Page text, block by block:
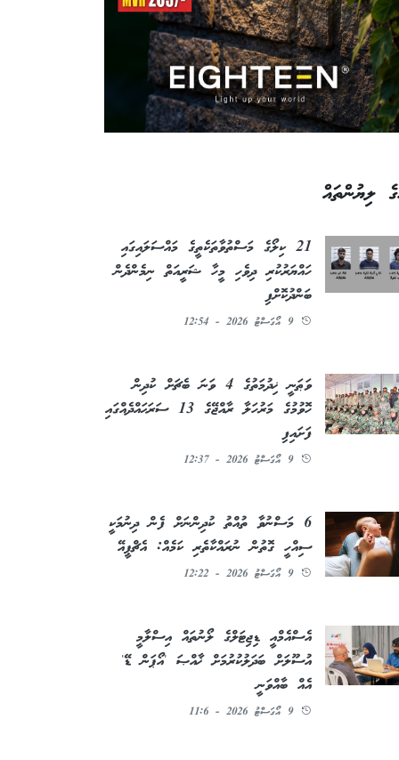
ލިޔުންތައް
21 ކިލޯގެ މަސްތުވާތަކެތީގެ މައްސަލައިގައި
ހައްޔަރުކުރި ދިވެހި މީހާ ޝަރީއަތް ނިމެންދެން
ބަންދުކޮށްފި
9 އޯގަސްޓު 2026 - 12:54
ވަޠަނީ ޚިދުމަތުގެ 4 ވަނަ ބެޗަށް ކުދިން
ހޮވުމުގެ މަރުހަލާ ރާއްޖޭގެ 13 ސަރަޙައްދެއްގައި
ފަށައިފި
9 އޯގަސްޓު 2026 - 12:37
6 މަސްނުވާ ތުއްތު ކުދިންނަށް ފެން ދިނުމަކީ
ސިއްހީ ގޮތުން ނުރައްކާތެރި ކަމެއް: އެޗްޕީއޭ
9 އޯގަސްޓު 2026 - 12:22
އެސްއެމްއީ ޑިޖިޓަލްގެ ލޯނުތައް އިސްލާމީ
އުސޫލަށް ބަދަލުކުރުމަށް ޚާއްޞަ 'އޯޕަން ޑޭ'
އެއް ބާއްވަނީ
9 އޯގަސްޓު 2026 - 11:6